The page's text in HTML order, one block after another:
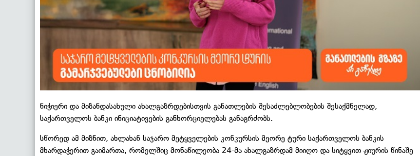
ნიჭიერი და მიზანდასახული ახალგაზრდებისთვის განათლების შესაძლებლობების შესაქმნელად,
საქართველოს ბანკი ინიციატივების განხორციელებას განაგრძობს.
სწორედ ამ მიზნით, ახლახან საჯარო მეტყველების კონკურსის მეორე ტური საქართველოს ბანკის
მხარდაჭერით გაიმართა, რომელშიც მონაწილეობა 24-მა ახალგაზრდამ მიიღო და სიტყვით ჟიურის წინაშე